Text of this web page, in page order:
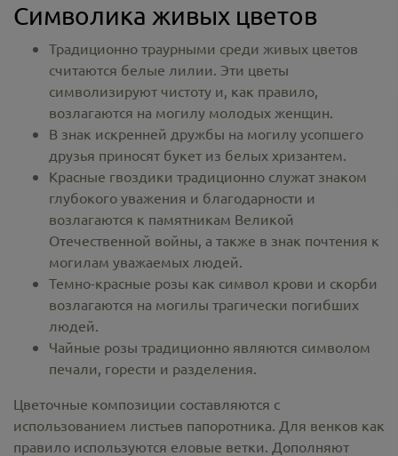
Символика живых цветов
Традиционно траурными среди живых цветов
считаются белые лилии. Эти цветы
символизируют чистоту и, как правило,
возлагаются на могилу молодых женщин.
В знак искренней дружбы на могилу усопшего
друзья приносят букет из белых хризантем.
Красные гвоздики традиционно служат знаком
глубокого уважения и благодарности и
возлагаются к памятникам Великой
Отечественной войны, а также в знак почтения к
могилам уважаемых людей.
Темно-красные розы как символ крови и скорби
возлагаются на могилы трагически погибших
людей.
Чайные розы традиционно являются символом
печали, горести и разделения.
Цветочные композиции составляются с
использованием листьев папоротника. Для венков как
правило используются еловые ветки. Дополняют